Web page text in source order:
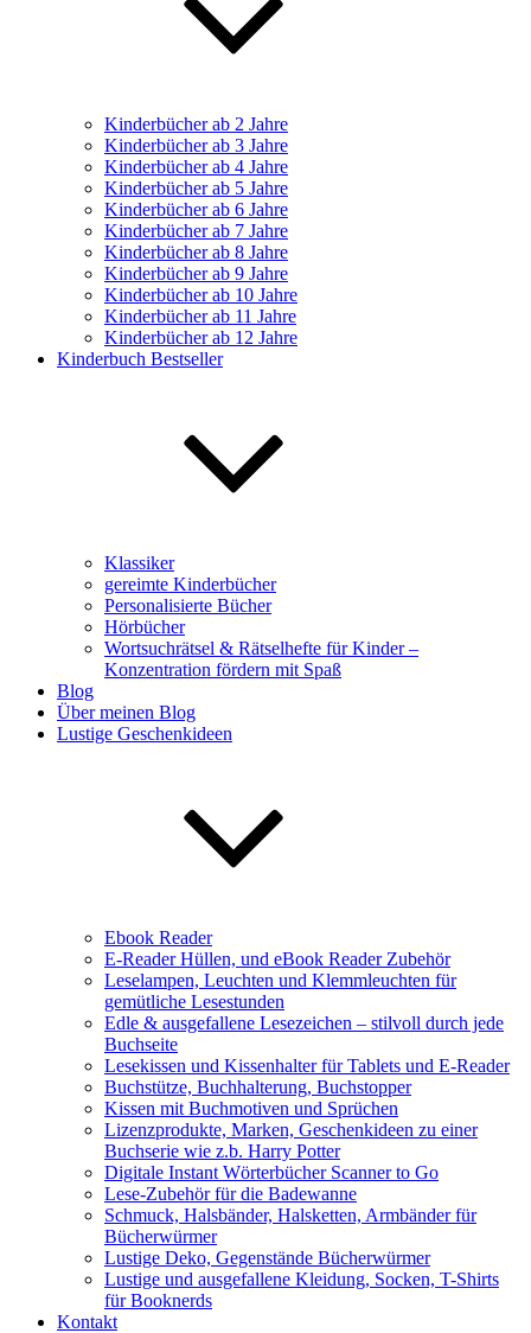
Kinderbücher ab 2 Jahre
Kinderbücher ab 3 Jahre
Kinderbücher ab 4 Jahre
Kinderbücher ab 5 Jahre
Kinderbücher ab 6 Jahre
Kinderbücher ab 7 Jahre
Kinderbücher ab 8 Jahre
Kinderbücher ab 9 Jahre
Kinderbücher ab 10 Jahre
Kinderbücher ab 11 Jahre
Kinderbücher ab 12 Jahre
Kinderbuch Bestseller
Klassiker
gereimte Kinderbücher
Personalisierte Bücher
Hörbücher
Wortsuchrätsel & Rätselhefte für Kinder –
Konzentration fördern mit Spaß
Blog
Über meinen Blog
Lustige Geschenkideen
Ebook Reader
E-Reader Hüllen, und eBook Reader Zubehör
Leselampen, Leuchten und Klemmleuchten für
gemütliche Lesestunden
Edle & ausgefallene Lesezeichen – stilvoll durch jede
Buchseite
Lesekissen und Kissenhalter für Tablets und E-Reader
Buchstütze, Buchhalterung, Buchstopper
Kissen mit Buchmotiven und Sprüchen
Lizenzprodukte, Marken, Geschenkideen zu einer
Buchserie wie z.b. Harry Potter
Digitale Instant Wörterbücher Scanner to Go
Lese-Zubehör für die Badewanne
Schmuck, Halsbänder, Halsketten, Armbänder für
Bücherwürmer
Lustige Deko, Gegenstände Bücherwürmer
Lustige und ausgefallene Kleidung, Socken, T-Shirts
für Booknerds
Kontakt